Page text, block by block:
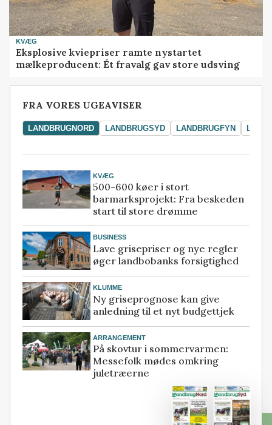
KVÆG
Eksplosive kviepriser ramte nystartet
mælkeproducent: Ét fravalg gav store udsving
FRA VORES UGEAVISER
LANDBRUGNORD LANDBRUGSYD LANDBRUGFYN
KVÆG
500-600 køer i stort
barmarksprojekt: Fra beskeden
start til store drømme
BUSINESS
Lave grisepriser og nye regler
øger landbobanks forsigtighed
KLUMME
Ny griseprognose kan give
anledning til et nyt budgettjek
ARRANGEMENT
På skovtur i sommervarmen:
Messefolk mødes omkring
juletræerne